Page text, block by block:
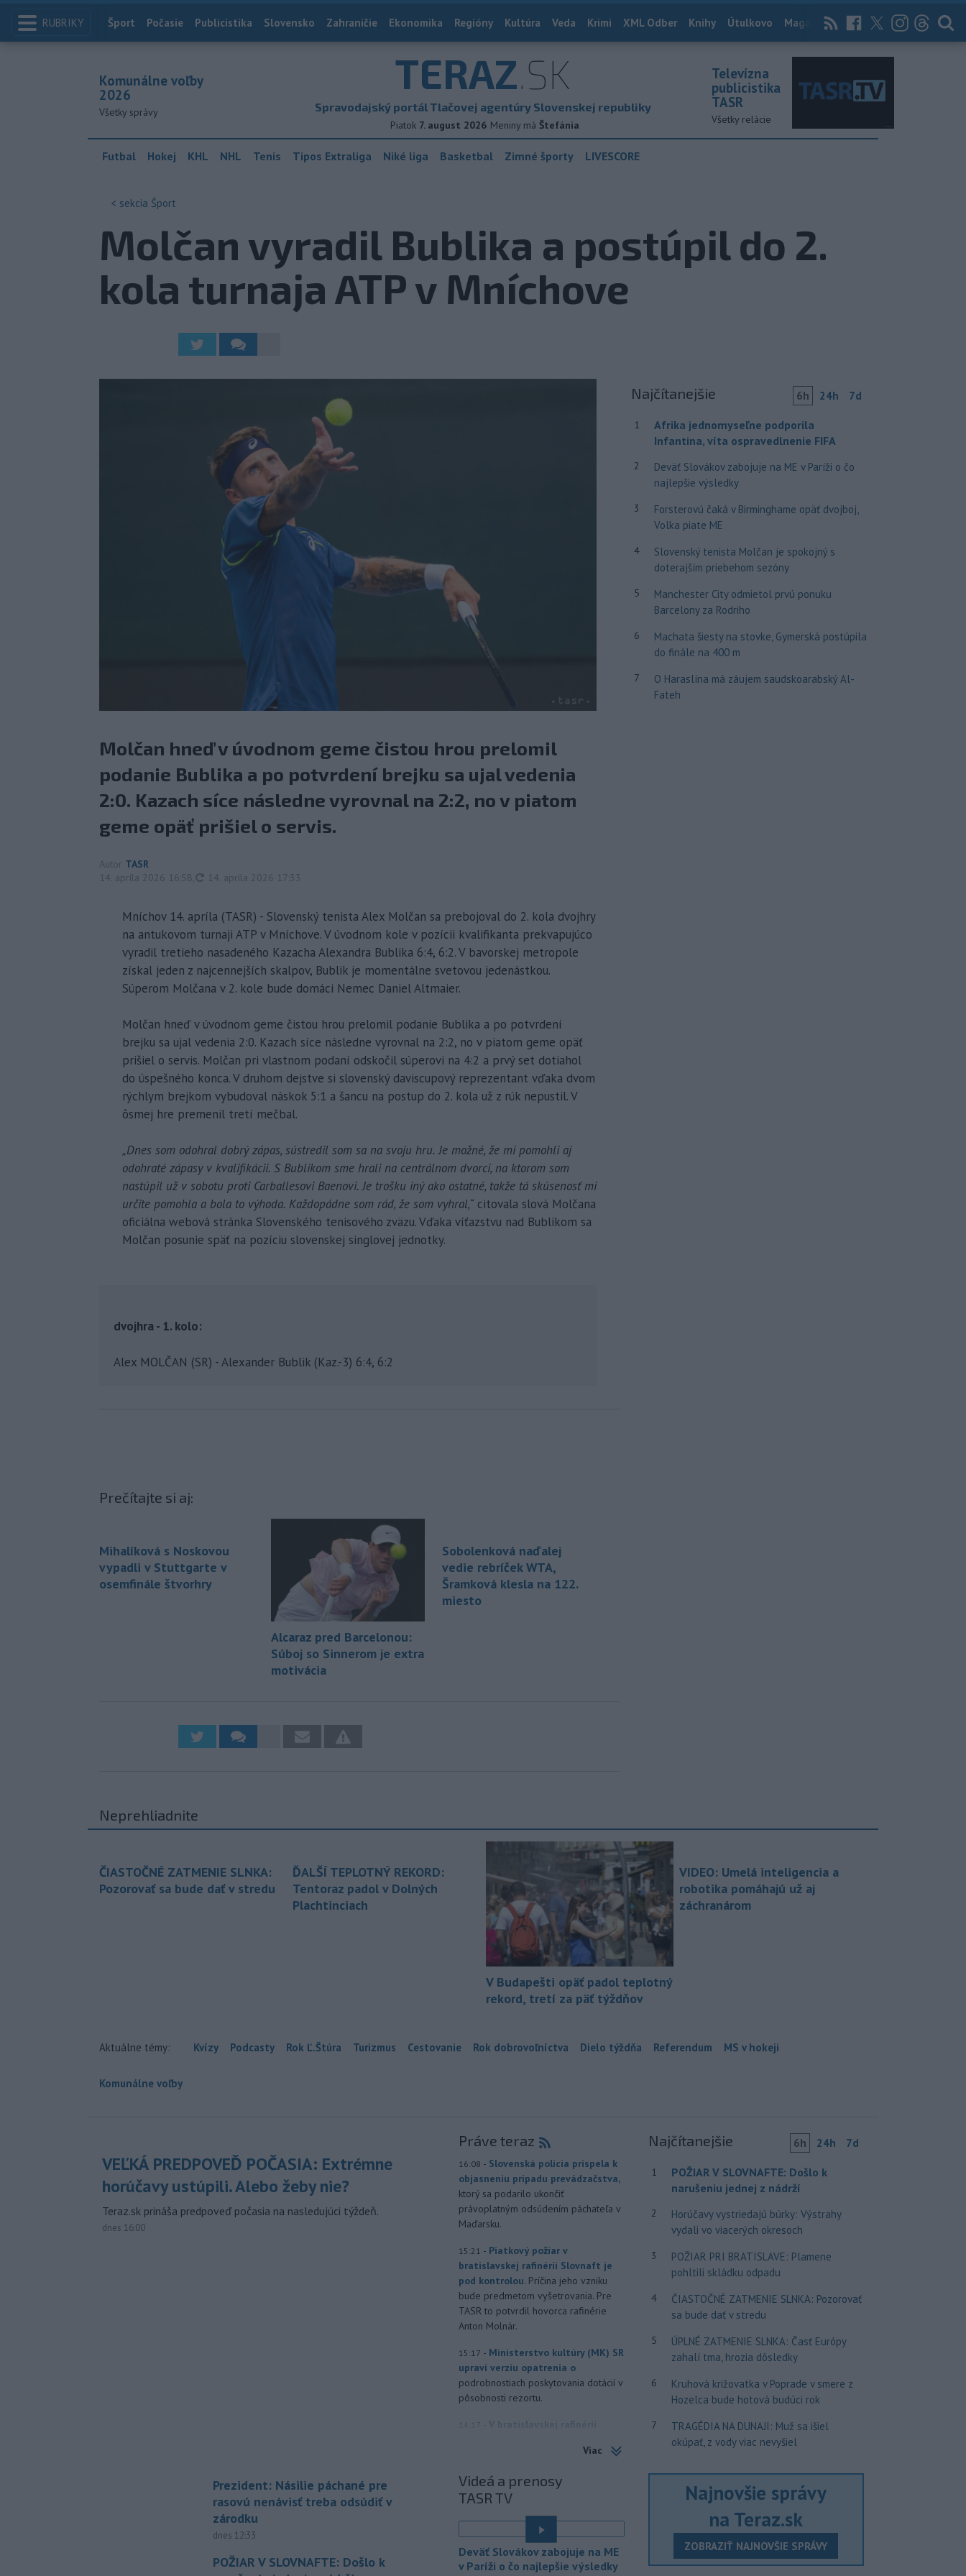
RUBRIKY Index
Šport Počasie Publicistika Slovensko Zahraničie Ekonomika Regióny Kultúra Veda Krimi XML Odber Knihy Útulkovo Magazín News Now Archív
TERAZ.SK
Spravodajský portál Tlačovej agentúry Slovenskej republiky
Piatok 7. august 2026 Meniny má Štefánia
Komunálne voľby
2026
Všetky správy
Televízna
publicistika
TASR
Všetky relácie
Futbal Hokej KHL NHL Tenis Tipos Extraliga Niké liga Basketbal Zimné športy LIVESCORE
< sekcia Šport
Molčan vyradil Bublika a postúpil do 2.
kola turnaja ATP v Mníchove
Molčan hneď v úvodnom geme čistou hrou prelomil
podanie Bublika a po potvrdení brejku sa ujal vedenia
2:0. Kazach síce následne vyrovnal na 2:2, no v piatom
geme opäť prišiel o servis.
Autor TASR
14. apríla 2026 16:58
aktualizované
14. apríla 2026 17:33
Mníchov 14. apríla (TASR) - Slovenský tenista Alex Molčan sa prebojoval do 2. kola dvojhry
na antukovom turnaji ATP v Mníchove. V úvodnom kole v pozícii kvalifikanta prekvapujúco
vyradil tretieho nasadeného Kazacha Alexandra Bublika 6:4, 6:2. V bavorskej metropole
získal jeden z najcennejších skalpov, Bublik je momentálne svetovou jedenástkou.
Súperom Molčana v 2. kole bude domáci Nemec Daniel Altmaier.
Molčan hneď v úvodnom geme čistou hrou prelomil podanie Bublika a po potvrdení
brejku sa ujal vedenia 2:0. Kazach síce následne vyrovnal na 2:2, no v piatom geme opäť
prišiel o servis. Molčan pri vlastnom podaní odskočil súperovi na 4:2 a prvý set dotiahol
do úspešného konca. V druhom dejstve si slovenský daviscupový reprezentant vďaka dvom
rýchlym brejkom vybudoval náskok 5:1 a šancu na postup do 2. kola už z rúk nepustil. V
ôsmej hre premenil tretí mečbal.
„Dnes som odohral dobrý zápas, sústredil som sa na svoju hru. Je možné, že mi pomohli aj
odohraté zápasy v kvalifikácii. S Bublikom sme hrali na centrálnom dvorci, na ktorom som
nastúpil už v sobotu proti Carballesovi Baenovi. Je trošku iný ako ostatné, takže tá skúsenosť mi
určite pomohla a bola to výhoda. Každopádne som rád, že som vyhral,“ citovala slová Molčana
oficiálna webová stránka Slovenského tenisového zväzu. Vďaka víťazstvu nad Bublikom sa
Molčan posunie späť na pozíciu slovenskej singlovej jednotky.
dvojhra - 1. kolo:
Alex MOLČAN (SR) - Alexander Bublik (Kaz.-3) 6:4, 6:2
Prečítajte si aj:
Mihalíková s Noskovou
vypadli v Stuttgarte v
osemfinále štvorhry
Alcaraz pred Barcelonou:
Súboj so Sinnerom je extra
motivácia
Sobolenková naďalej
vedie rebríček WTA,
Šramková klesla na 122.
miesto
Najčítanejšie 6h 24h 7d
1
Afrika jednomyseľne podporila
Infantina, víta ospravedlnenie FIFA
2
Deväť Slovákov zabojuje na ME v Paríži o čo
najlepšie výsledky
3
Forsterovú čaká v Birminghame opäť dvojboj,
Volka piate ME
4
Slovenský tenista Molčan je spokojný s
doterajším priebehom sezóny
5
Manchester City odmietol prvú ponuku
Barcelony za Rodriho
6
Machata šiesty na stovke, Gymerská postúpila
do finále na 400 m
7
O Haraslína má záujem saudskoarabský Al-
Fateh
Neprehliadnite
ČIASTOČNÉ ZATMENIE SLNKA:
Pozorovať sa bude dať v stredu
ĎALŠÍ TEPLOTNÝ REKORD:
Tentoraz padol v Dolných
Plachtinciach
V Budapešti opäť padol teplotný
rekord, tretí za päť týždňov
VIDEO: Umelá inteligencia a
robotika pomáhajú už aj
záchranárom
Aktuálne témy: Kvízy Podcasty Rok Ľ.Štúra Turizmus Cestovanie Rok dobrovoľníctva Dielo týždňa Referendum MS v hokeji
Komunálne voľby
VEĽKÁ PREDPOVEĎ POČASIA: Extrémne
horúčavy ustúpili. Alebo žeby nie?
Teraz.sk prináša predpoveď počasia na nasledujúci týždeň.
dnes 16:00
Prezident: Násilie páchané pre
rasovú nenávisť treba odsúdiť v
zárodku
dnes 12:33
POŽIAR V SLOVNAFTE: Došlo k
Práve teraz
16:08 - Slovenská polícia prispela k
objasneniu prípadu prevádzačstva,
ktorý sa podarilo ukončiť
právoplatným odsúdením páchateľa v
Maďarsku.
15:21 - Piatkový požiar v
bratislavskej rafinérii Slovnaft je
pod kontrolou. Príčina jeho vzniku
bude predmetom vyšetrovania. Pre
TASR to potvrdil hovorca rafinérie
Anton Molnár.
15:17 - Ministerstvo kultúry (MK) SR
upraví verziu opatrenia o
podrobnostiach poskytovania dotácií v
pôsobnosti rezortu.
V bratislavskej rafinérii
TASR o tom informovala
nebezpečenstvo.
na festivale môže byť vyššia
úroveň hluku. Je preto dobré držať sa
ďalej od reproduktorov, používať
chrániče sluchu či dodržiavať
Viac
Videá a prenosy
TASR TV
Deväť Slovákov zabojuje na ME
v Paríži o čo najlepšie výsledky
Najčítanejšie 6h 24h 7d
1
POŽIAR V SLOVNAFTE: Došlo k
narušeniu jednej z nádrží
2
Horúčavy vystriedajú búrky: Výstrahy
vydali vo viacerých okresoch
3
POŽIAR PRI BRATISLAVE: Plamene
pohltili skládku odpadu
4
ČIASTOČNÉ ZATMENIE SLNKA: Pozorovať
sa bude dať v stredu
5
ÚPLNÉ ZATMENIE SLNKA: Časť Európy
zahalí tma, hrozia dôsledky
6
Kruhová križovatka v Poprade v smere z
Hozelca bude hotová budúci rok
7
TRAGÉDIA NA DUNAJI: Muž sa išiel
okúpať, z vody viac nevyšiel
Najnovšie správy
na Teraz.sk
ZOBRAZIŤ NAJNOVŠIE SPRÁVY